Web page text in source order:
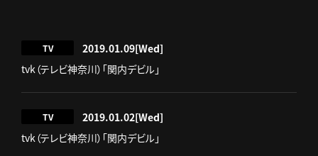
TV 2019.01.09[Wed]
tvk（テレビ神奈川）「関内デビル」
TV 2019.01.02[Wed]
tvk（テレビ神奈川）「関内デビル」